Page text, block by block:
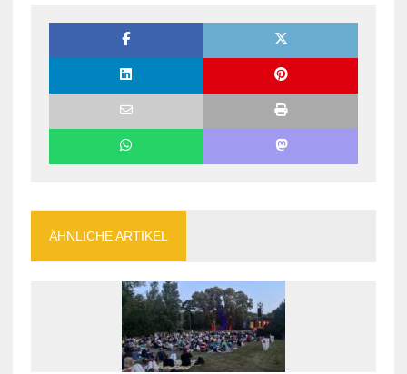
ÄHNLICHE ARTIKEL